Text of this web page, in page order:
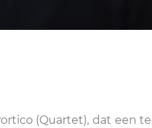
(Quartet), dat een